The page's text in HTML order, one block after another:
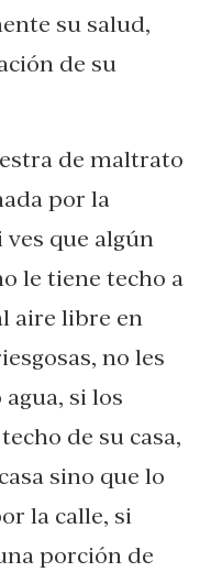
su salud,
de su
de maltrato
por la
ves que algún
le tiene techo a
aire libre en
no les
si los
de su casa,
sino que lo
la calle, si
porción de